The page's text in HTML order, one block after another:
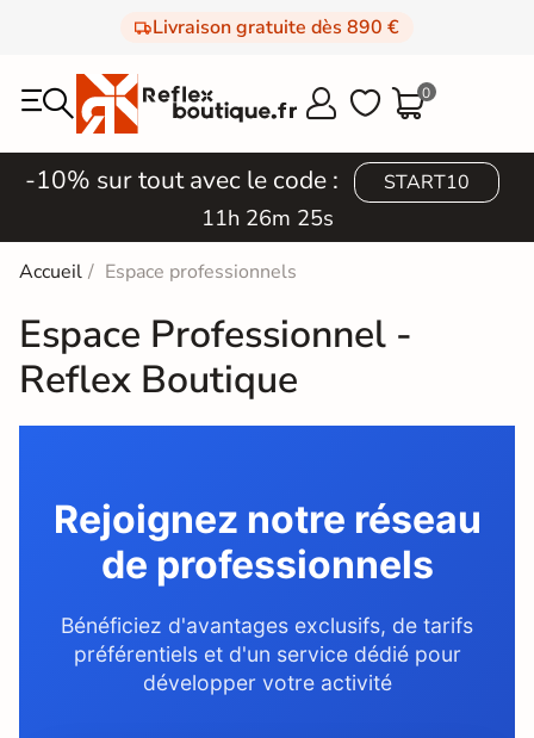
Livraison gratuite dès 890 €
  0
-10% sur tout avec le code : START10
11h 26m 25s
Accueil Espace professionnels
Espace Professionnel -
Reflex Boutique
Rejoignez notre réseau
de professionnels
Bénéficiez d'avantages exclusifs, de tarifs
préférentiels et d'un service dédié pour
développer votre activité